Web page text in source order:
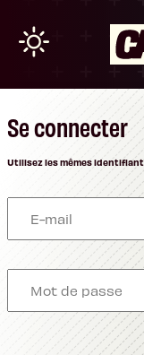
Se connecter
Utilisez les mêmes